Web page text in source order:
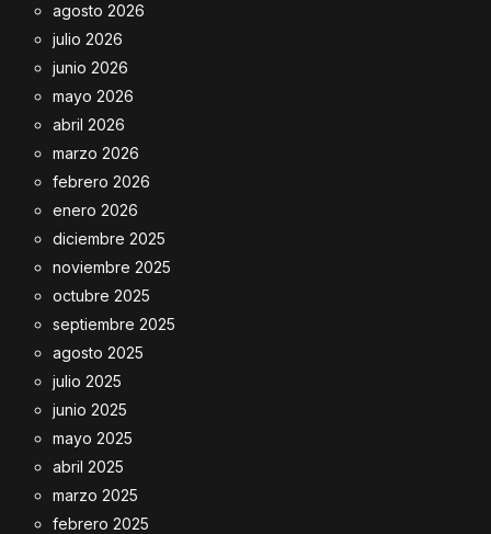
agosto 2026
julio 2026
junio 2026
mayo 2026
abril 2026
marzo 2026
febrero 2026
enero 2026
diciembre 2025
noviembre 2025
octubre 2025
septiembre 2025
agosto 2025
julio 2025
junio 2025
mayo 2025
abril 2025
marzo 2025
febrero 2025